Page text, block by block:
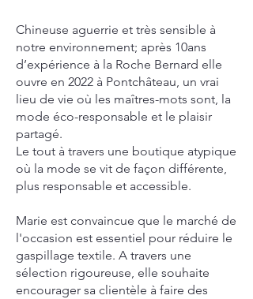
Chineuse aguerrie et très sensible à
notre environnement; après 10ans
d’expérience à la Roche Bernard elle
ouvre en 2022 à Pontchâteau, un vrai
lieu de vie où les maîtres-mots sont, la
mode éco-responsable et le plaisir
partagé.
Le tout à travers une boutique atypique
où la mode se vit de façon différente,
plus responsable et accessible.
Marie est convaincue que le marché de
l'occasion est essentiel pour réduire le
gaspillage textile. A travers une
sélection rigoureuse, elle souhaite
encourager sa clientèle à faire des